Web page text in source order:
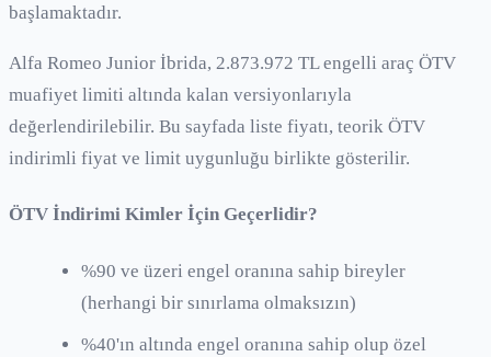
başlamaktadır.
Alfa Romeo Junior İbrida, 2.873.972 TL engelli araç ÖTV
muafiyet limiti altında kalan versiyonlarıyla
değerlendirilebilir. Bu sayfada liste fiyatı, teorik ÖTV
indirimli fiyat ve limit uygunluğu birlikte gösterilir.
ÖTV İndirimi Kimler İçin Geçerlidir?
%90 ve üzeri engel oranına sahip bireyler
(herhangi bir sınırlama olmaksızın)
%40'ın altında engel oranına sahip olup özel